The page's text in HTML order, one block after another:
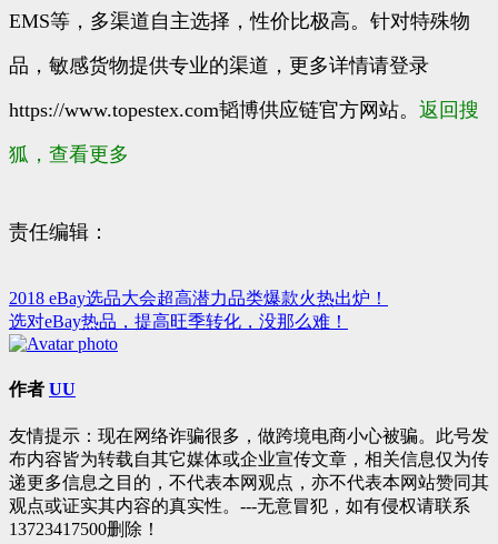
EMS等，多渠道自主选择，性价比极高。针对特殊物
品，敏感货物提供专业的渠道，更多详情请登录
https://www.topestex.com韬博供应链官方网站。 返回搜
狐，查看更多
责任编辑：
文
章
导
2018 eBay选品大会超高潜力品类爆款火热出炉！
选对eBay热品，提高旺季转化，没那么难！
作者 UU
友情提示：现在网络诈骗很多，做跨境电商小心被骗。此号发
布内容皆为转载自其它媒体或企业宣传文章，相关信息仅为传
递更多信息之目的，不代表本网观点，亦不代表本网站赞同其
观点或证实其内容的真实性。---无意冒犯，如有侵权请联系
13723417500删除！